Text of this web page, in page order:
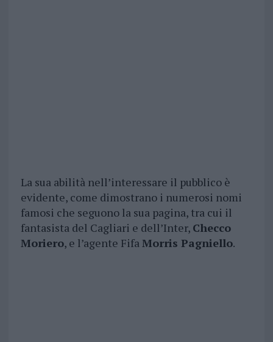
La sua abilità nell’interessare il pubblico è
evidente, come dimostrano i numerosi nomi
famosi che seguono la sua pagina, tra cui il
fantasista del Cagliari e dell’Inter, Checco
Moriero, e l’agente FifaMorris Pagniello.